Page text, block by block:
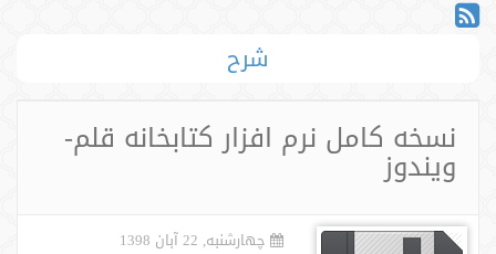
شرح
نسخه کامل نرم افزار کتابخانه قلم-
ویندوز
چهارشنبه, 22 آبان 1398